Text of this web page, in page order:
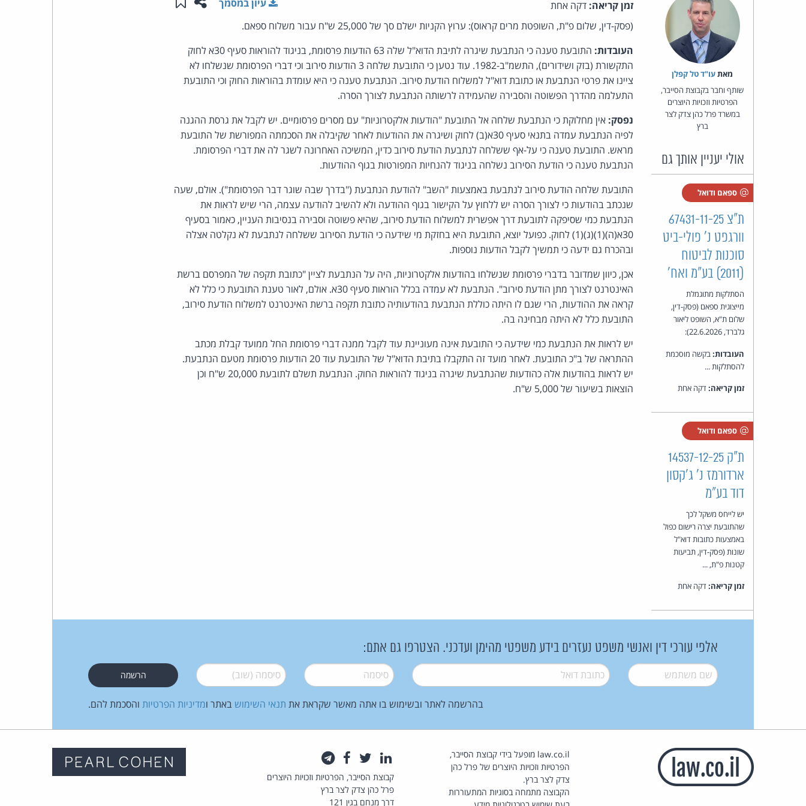
מאת‏עו"ד טל קפלן
שותף וחבר בקבוצת הסייבר,
הפרטיות וזכויות היוצרים
במשרד פרל כהן צדק לצר
ברץ
אולי יעניין אותך גם
ספאם ודואל
ת"צ 67431-11-25
וורגפט נ' פולי-ביט
סוכנות לביטוח
(2011) בע"מ ואח'
הסתלקות מתוגמלת
מייצוגית ספאם (פסק-דין,
שלום ת"א, השופט ליאור
גלברד, 22.6.2026):
העובדות:בקשה מוסכמת
להסתלקות ...
זמן קריאה:דקה אחת
ספאם ודואל
ת"ק 14537-12-25
ארדורמז נ' ג'קסון
דוד בע"מ
יש לייחס משקל לכך
שהתובעת יצרה רישום כפול
באמצעות כתובות דוא"ל
שונות (פסק-דין, תביעות
קטנות פ"ת, ...
זמן קריאה:דקה אחת
זמן קריאה: דקה אחת
עיון במסמך
(פסק-דין, שלום פ"ת, השופטת מרים קראוס): ערוץ הקניות ישלם סך של 25,000 ש"ח עבור משלוח ספאם.
העובדות:
התובעת טענה כי הנתבעת שיגרה לתיבת הדוא"ל שלה 63 הודעות פרסומת, בניגוד להוראות סעיף 30א לחוק
התקשורת (בזק ושידורים), התשמ"ב-1982. עוד נטען כי התובעת שלחה 3 הודעות סירוב וכי דברי הפרסומת שנשלחו לא
ציינו את פרטי הנתבעת או כתובת דוא"ל למשלוח הודעת סירוב. הנתבעת טענה כי היא עומדת בהוראות החוק וכי התובעת
התעלמה מהדרך הפשוטה והסבירה שהעמידה לרשותה הנתבעת לצורך הסרה.
נפסק: אין מחלוקת כי הנתבעת שלחה אל התובעת "הודעות אלקטרוניות" עם מסרים פרסומיים. יש לקבל את גרסת ההגנה
לפיה הנתבעת עמדה בתנאי סעיף 30א(ב) לחוק ושיגרה את ההודעות לאחר שקיבלה את הסכמתה המפורשת של התובעת
מראש. התובעת טענה כי על-אף ששלחה לנתבעת הודעת סירוב כדין, המשיכה האחרונה לשגר לה את דברי הפרסומת.
הנתבעת טענה כי הודעת הסירוב נשלחה בניגוד להנחיות המפורטות בגוף ההודעות.
התובעת שלחה הודעת סירוב לנתבעת באמצעות "השב" להודעת הנתבעת ("בדרך שבה שוגר דבר הפרסומת"). אולם, שעה
שנכתב בהודעות כי לצורך הסרה יש ללחוץ על הקישור בגוף ההודעה ולא להשיב להודעה עצמה, הרי שיש לראות את
הנתבעת כמי שסיפקה לתובעת דרך אפשרית למשלוח הודעת סירוב, שהיא פשוטה וסבירה בנסיבות העניין, כאמור בסעיף
30א(ה)(1)(ג)(1) לחוק. כפועל יוצא, התובעת היא בחזקת מי שידעה כי הודעת הסירוב ששלחה לנתבעת לא נקלטה אצלה
ובהכרח גם ידעה כי תמשיך לקבל הודעות נוספות.
אכן, כיוון שמדובר בדברי פרסומת שנשלחו בהודעות אלקטרוניות, היה על הנתבעת לציין "כתובת תקפה של המפרסם ברשת
האינטרנט לצורך מתן הודעת סירוב". הנתבעת לא עמדה בכלל הוראות סעיף 30א. אולם, לאור טענת התובעת כי כלל לא
קראה את ההודעות, הרי שגם לו היתה כוללת הנתבעת בהודעותיה כתובת תקפה ברשת האינטרנט למשלוח הודעת סירוב,
התובעת כלל לא היתה מבחינה בה.
יש לראות את הנתבעת כמי שידעה כי התובעת אינה מעוניינת עוד לקבל ממנה דברי פרסומת החל ממועד קבלת מכתב
ההתראה של ב"כ התובעת. לאחר מועד זה התקבלו בתיבת הדוא"ל של התובעת עוד 20 הודעות פרסומת מטעם הנתבעת.
יש לראות בהודעות אלה כהודעות שהנתבעת שיגרה בניגוד להוראות החוק. הנתבעת תשלם לתובעת 20,000 ש"ח וכן
הוצאות בשיעור של 5,000 ש"ח.
אלפי עורכי דין ואנשי משפט נעזרים בידע משפטי מהימן ועדכני. הצטרפו גם אתם:
שם משתמש* דואל* סיסמה* סיסמה (שוב)*
בהרשמה לאתר ובשימוש בו אתה מאשר שקראת את תנאי השימוש באתר ומדיניות הפרטיות והסכמת להם.
law.co.il מופעל בידי קבוצת הסייבר,
הפרטיות וזכויות היוצרים של פרל כהן
צדק לצר ברץ.
הקבוצה מתמחה בסוגיות המתעוררות
לינקדאין
טוויטרפייסבוק
קבוצת הסייבר, הפרטיות וזכויות היוצרים
פרל כהן צדק לצר ברץ
דרך מנחם בגין 121